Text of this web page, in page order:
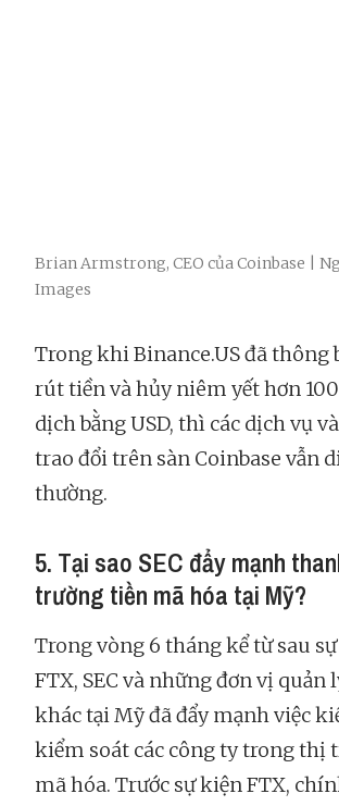
Brian Armstrong, CEO của Coinbase |
Images
Trong khi Binance.US đã thông
rút tiền và hủy niêm yết hơn
dịch bằng USD, thì các dịch vụ
trao đổi trên sàn Coinbase vẫn
thường.
5. Tại sao SEC đẩy mạnh
trường tiền mã hóa tại Mỹ?
Trong vòng 6 tháng kể từ sau
FTX, SEC và những đơn vị
khác tại Mỹ đã đẩy mạnh việc
kiểm soát các công ty trong thị
mã hóa. Trước sự kiện FTX,